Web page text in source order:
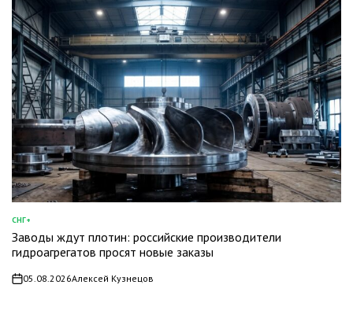
ОПУБЛИКОВАНО
В
СНГ+
Заводы ждут плотин: российские производители
гидроагрегатов просят новые заказы
on05.08.2026Алексей Кузнецов